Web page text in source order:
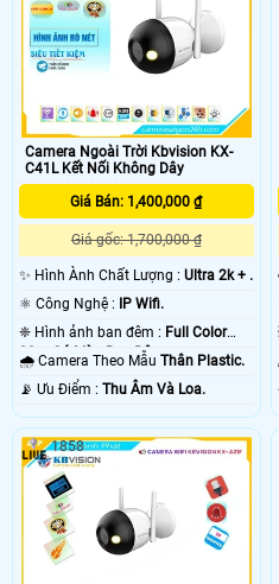
Camera Ngoài Trời Kbvision KX-
C41L Kết Nối Không Dây
Giá Bán: 1,400,000 ₫
Giá gốc: 1,700,000 ₫
✨ Hình Ành Chất Lượng : Ultra 2k + .
⚛️ Công Nghệ : IP Wifi.
❈ Hình ảnh ban đêm : Full Color
30m Có Màu Ban Ðêm.
🌧️ Camera Theo Mẫu Thân Plastic.
️📡 Ưu Điểm : Thu Âm Và Loa.
1858